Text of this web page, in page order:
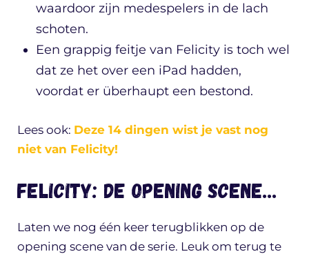
waardoor zijn medespelers in de lach
schoten.
Een grappig feitje van Felicity is toch wel
dat ze het over een iPad hadden,
voordat er überhaupt een bestond.
Lees ook: Deze 14 dingen wist je vast nog
niet van Felicity!
Felicity: de opening scene…
Laten we nog één keer terugblikken op de
opening scene van de serie. Leuk om terug te